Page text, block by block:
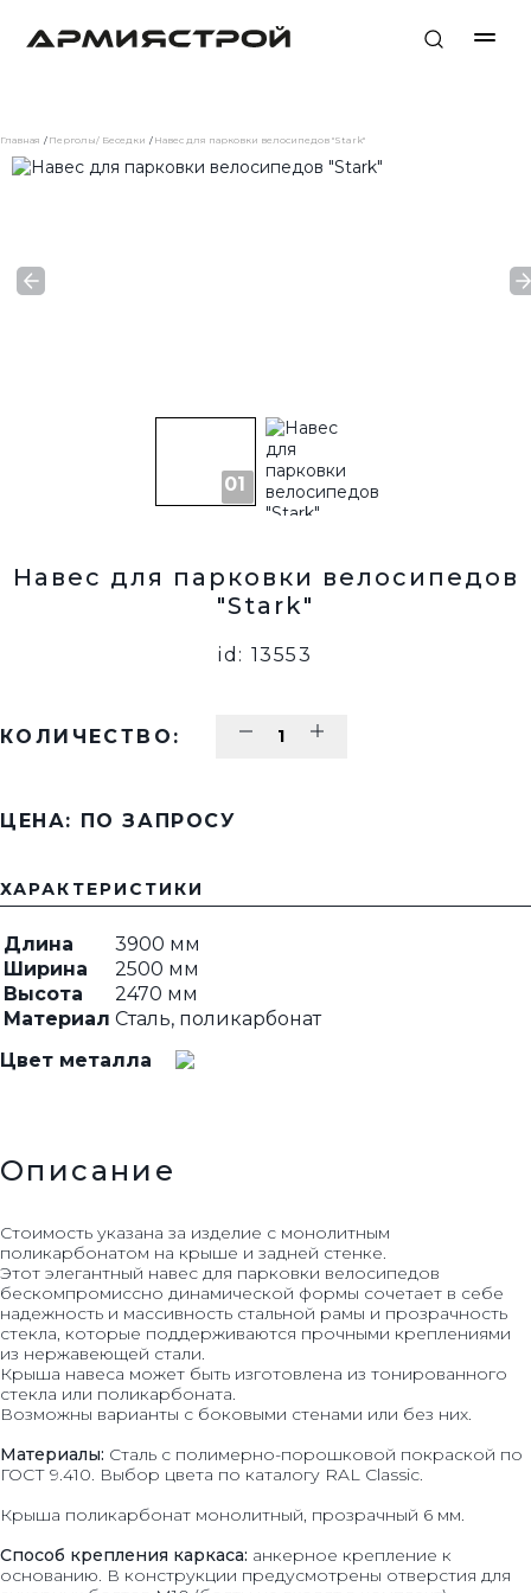
Главная Перголы/ Беседки Навес для парковки велосипедов "Stark"
Навес для парковки велосипедов
"Stark"
id: 13553
КОЛИЧЕСТВО:
ЦЕНА: ПО ЗАПРОСУ
ХАРАКТЕРИСТИКИ
Длина
3900 мм
Ширина
2500 мм
Высота
2470 мм
Материал Сталь, поликарбонат
Цвет металла
Описание
Стоимость указана за изделие с монолитным
поликарбонатом на крыше и задней стенке.
Этот элегантный навес для парковки велосипедов
бескомпромиссно динамической формы сочетает в себе
надежность и массивность стальной рамы и прозрачность
стекла, которые поддерживаются прочными креплениями
из нержавеющей стали.
Крыша навеса может быть изготовлена из тонированного
стекла или поликарбоната.
Возможны варианты с боковыми стенами или без них.
Материалы: Сталь с полимерно-порошковой покраской по
ГОСТ 9.410. Выбор цвета по каталогу RAL Classic.
Крыша поликарбонат монолитный, прозрачный 6 мм.
Способ крепления каркаса: анкерное крепление к
основанию. В конструкции предусмотрены отверстия для